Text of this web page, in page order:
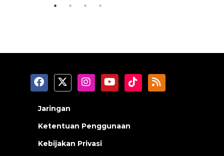
Jaringan
Ketentuan Penggunaan
Kebijakan Privasi